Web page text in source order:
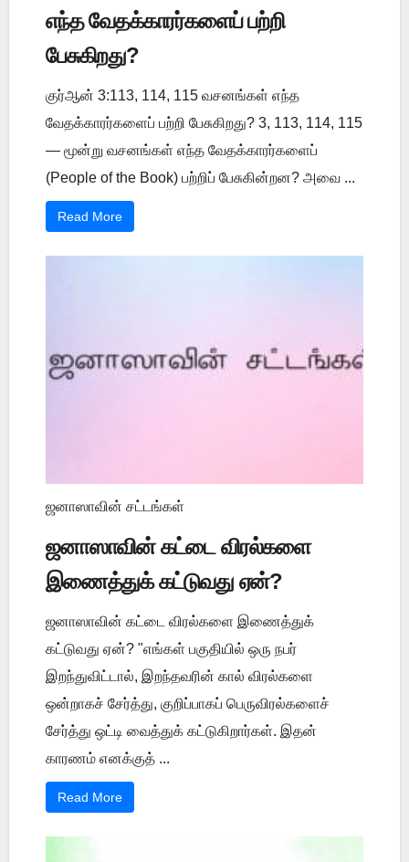
எந்த வேதக்காரர்களைப் பற்றி
பேசுகிறது?
குர்ஆன் 3:113, 114, 115 வசனங்கள் எந்த
வேதக்காரர்களைப் பற்றி பேசுகிறது? 3, 113, 114, 115
— மூன்று வசனங்கள் எந்த வேதக்காரர்களைப்
(People of the Book) பற்றிப் பேசுகின்றன? அவை ...
Read More
ஜனாஸாவின் சட்டங்கள்
ஜனாஸாவின் கட்டை விரல்களை
இணைத்துக் கட்டுவது ஏன்?
ஜனாஸாவின் கட்டை விரல்களை இணைத்துக்
கட்டுவது ஏன்? "எங்கள் பகுதியில் ஒரு நபர்
இறந்துவிட்டால், இறந்தவரின் கால் விரல்களை
ஒன்றாகச் சேர்த்து, குறிப்பாகப் பெருவிரல்களைச்
சேர்த்து ஒட்டி வைத்துக் கட்டுகிறார்கள். இதன்
காரணம் எனக்குத் ...
Read More